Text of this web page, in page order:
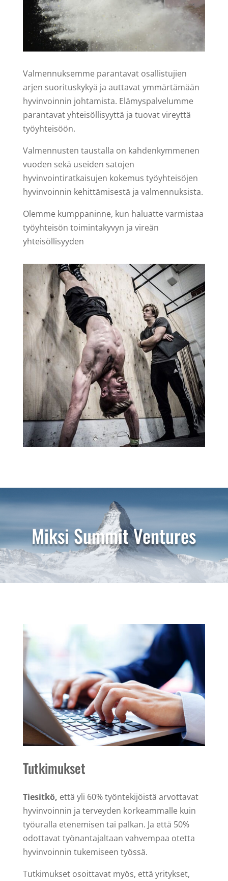
Valmennuksemme parantavat osallistujien
arjen suorituskykyä ja auttavat ymmärtämään
hyvinvoinnin johtamista. Elämyspalvelumme
parantavat yhteisöllisyyttä ja tuovat vireyttä
työyhteisöön.
Valmennusten taustalla on kahdenkymmenen
vuoden sekä useiden satojen
hyvinvointiratkaisujen kokemus työyhteisöjen
hyvinvoinnin kehittämisestä ja valmennuksista.
Olemme kumppaninne, kun haluatte varmistaa
työyhteisön toimintakyvyn ja vireän
yhteisöllisyyden
Miksi Summit Ventures
Tutkimukset
Tiesitkö, että yli 60% työntekijöistä arvottavat
hyvinvoinnin ja terveyden korkeammalle kuin
työuralla etenemisen tai palkan. Ja että 50%
odottavat työnantajaltaan vahvempaa otetta
hyvinvoinnin tukemiseen työssä.
Tutkimukset osoittavat myös, että yritykset,